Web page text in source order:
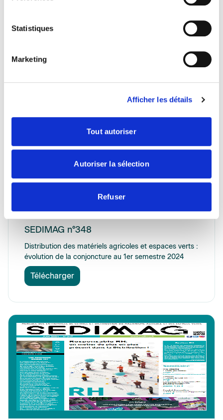
Statistiques
Marketing
Afficher les détails
Tout autoriser
Autoriser la sélection
Refuser
La décarbonation, un enjeu économique et sociétal
pour la profession
04/09/2024 Edito Rubrique Dossier
SEDIMAG n°348
Distribution des matériels agricoles et espaces verts :
évolution de la conjoncture au 1er semestre 2024
Télécharger